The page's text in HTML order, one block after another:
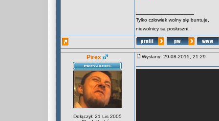
Tylko człowiek wolny się buntuje,
niewolnicy są posłuszni.
Pirex
Dołączył: 21 Lis 2005
Wysłany: 29-08-2015, 21:29